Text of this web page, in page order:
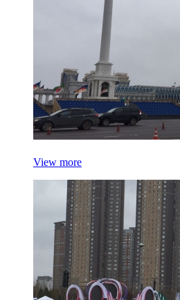
View more